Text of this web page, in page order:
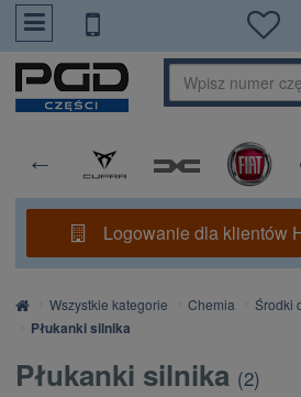
PrzejdzDoTresci
Logowanie dla klientów
Strona
główna
Wszystkie kategorie Chemia Środki
Płukanki silnika
Płukanki silnika (2)